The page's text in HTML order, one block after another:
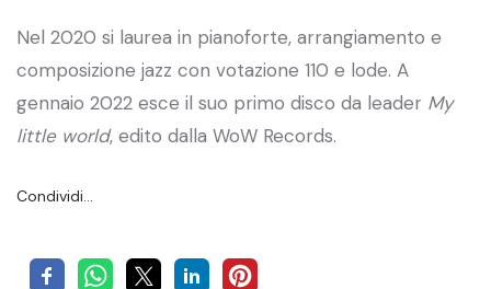
Nel 2020 si laurea in pianoforte, arrangiamento e
composizione jazz con votazione 110 e lode. A
gennaio 2022 esce il suo primo disco da leader My
little world, edito dalla WoW Records.
Condividi…